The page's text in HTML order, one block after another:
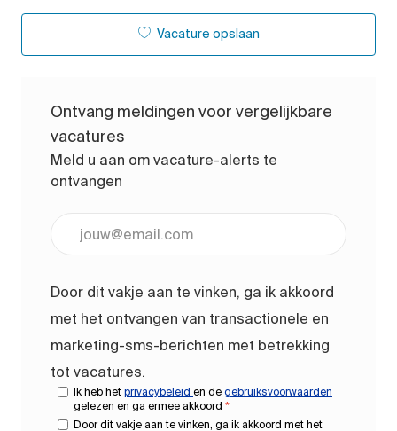
Vacature opslaan
Ontvang meldingen voor vergelijkbare
vacatures
Meld u aan om vacature-alerts te
ontvangen
Door dit vakje aan te vinken, ga ik akkoord
met het ontvangen van transactionele en
marketing-sms-berichten met betrekking
tot vacatures.
Ik heb het privacybeleid en de gebruiksvoorwaarden
gelezen en ga ermee akkoord *
Door dit vakje aan te vinken, ga ik akkoord met het